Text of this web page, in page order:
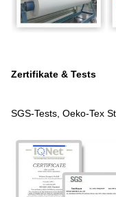
Zertifikate & Tests
SGS-Tests, Oeko-Tex